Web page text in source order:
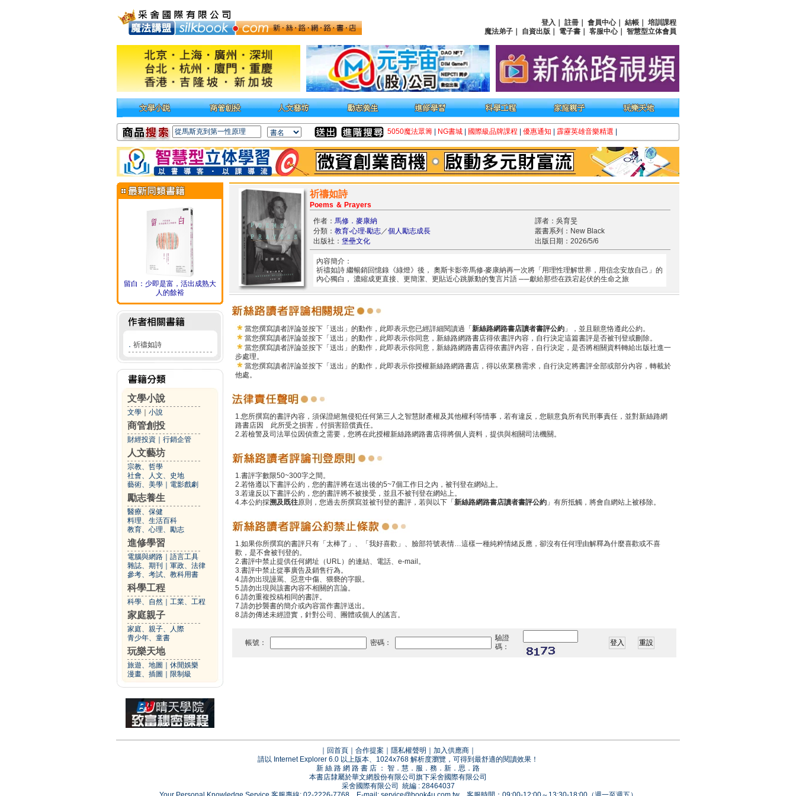
登入 註冊 會員中心｜ 結帳
培訓課程
魔法弟子
自資出版 電子書 客服中心｜ 智慧型立体會員
5050魔法眾籌 NG書城 國際級品牌課程 優惠通知 霹靂英雄音樂精選
留白：少即是富，活出成熟大
人的餘裕
． 祈禱如詩
文學小說
文學 小說
商管創投
財經投資 行銷企管
人文藝坊
宗教、哲學
社會、人文、史地
藝術、美學
電影戲劇
勵志養生
醫療、保健
料理、生活百科
教育、心理、勵志
進修學習
電腦與網路
語言工具
雜誌、期刊
軍政、法律
參考、考試、教科用書
科學工程
科學、自然 工業、工程
家庭親子
家庭、親子、人際
青少年、童書
玩樂天地
旅遊、地圖
休閒娛樂
漫畫、插圖
限制級
祈禱如詩
Poems ＆ Prayers
作者： 馬修．麥康納
譯者：吳育旻
分類： 教育‧心理‧勵志／個人勵志成長
叢書系列：New Black
出版社： 堡壘文化 出版日期：2026/5/6
內容簡介：
祈禱如詩 繼暢銷回憶錄《綠燈》後， 奧斯卡影帝馬修‧麥康納再一次將「用理性理解世界，用信念安放自己」的
內心獨白， 濃縮成更直接、更簡潔、更貼近心跳脈動的隻言片語 ──獻給那些在跌宕起伏的生命之旅
當您撰寫讀者評論並按下「送出」的動作，此即表示您已經詳細閱讀過「 新絲路網路書店讀者書評公約 」，並且願意恪遵此公約。
當您撰寫讀者評論並按下「送出」的動作，此即表示你同意，新絲路網路書店得依書評內容，自行決定這篇書評是否被刊登或刪除。
當您撰寫讀者評論並按下「送出」的動作，此即表示你同意，新絲路網路書店得依書評內容，自行決定，是否將相關資料轉給出版社進一
步處理。
當您撰寫讀者評論並按下「送出」的動作，此即表示你授權新絲路網路書店，得以依業務需求，自行決定將書評全部或部分內容，轉載於
他處。
1.您所撰寫的書評內容，須保證絕無侵犯任何第三人之智慧財產權及其他權利等情事，若有違反，您願意負所有民刑事責任，並對新絲路網
路書店因 此所受之損害，付損害賠償責任。
2.若檢警及司法單位因偵查之需要，您將在此授權新絲路網路書店得將個人資料，提供與相關司法機關。
1.書評字數限50~300字之間。
2.若恪遵以下書評公約，您的書評將在送出後的5~7個工作日之內，被刊登在網站上。
3.若違反以下書評公約，您的書評將不被接受，並且不被刊登在網站上。
4.本公約採溯及既往原則，您過去所撰寫並被刊登的書評，若與以下「 新絲路網路書店讀者書評公約 」有所抵觸，將會自網站上被移除。
1.如果你所撰寫的書評只有「太棒了」、「我好喜歡」、臉部符號表情…這樣一種純粹情緒反應，卻沒有任何理由解釋為什麼喜歡或不喜
歡，是不會被刊登的。
2.書評中禁止提供任何網址（URL）的連結、電話、e-mail。
3.書評中禁止從事廣告及銷售行為。
4.請勿出現謾罵、惡意中傷、猥褻的字眼。
5.請勿出現與該書內容不相關的言論。
6.請勿重複投稿相同的書評。
7.請勿抄襲書的簡介或內容當作書評送出。
8.請勿傳述未經證實，針對公司、團體或個人的謠言。
帳號： 密碼：
驗證
碼：
回首頁 合作提案 隱私權聲明 加入供應商
請以 Internet Explorer 6.0 以上版本、1024x768 解析度瀏覽，可得到最舒適的閱讀效果！
新 絲 路 網 路 書 店 ： 智．慧．服．務．新．思．路
本書店隸屬於華文網股份有限公司旗下采舍國際有限公司
采舍國際有限公司 統編 : 28464037